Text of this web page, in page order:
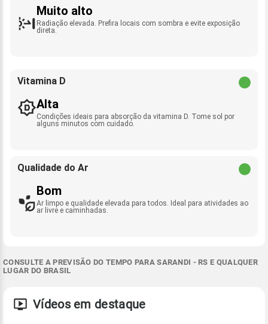
Muito alto
Radiação elevada. Prefira locais com sombra e evite exposição
direta.
Vitamina D
Alta
Condições ideais para absorção da vitamina D. Tome sol por
alguns minutos com cuidado.
Qualidade do Ar
Bom
Ar limpo e qualidade elevada para todos. Ideal para atividades ao
ar livre e caminhadas.
CONSULTE A PREVISÃO DO TEMPO PARA SARANDI - RS E QUALQUER
LUGAR DO BRASIL
Vídeos em destaque